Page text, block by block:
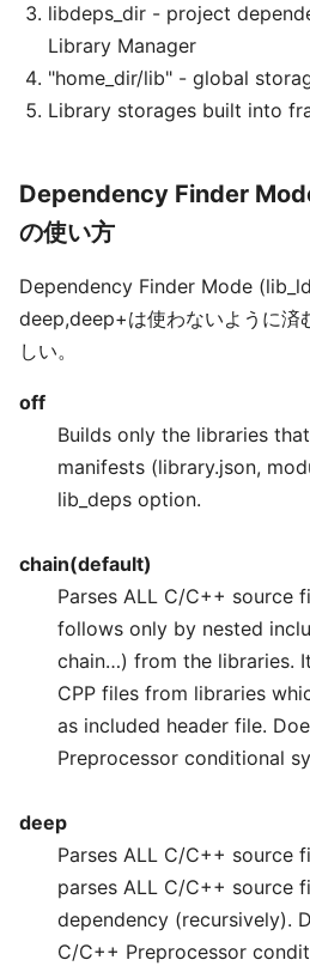
libdeps_dir - project
Library Manager
"home_dir/lib" - global
Library storages built into
Dependency Finder
の使い方
Dependency Finder Mode
deep,deep+は使わないように済
しい。
off
Builds only the libraries
manifests (library.json,
lib_deps option.
chain(default)
Parses ALL C/C++ source
follows only by nested
chain…) from the libraries.
CPP files from libraries
as included header file.
Preprocessor conditional
deep
Parses ALL C/C++ source
parses ALL C/C++ source
dependency (recursively).
C/C++ Preprocessor